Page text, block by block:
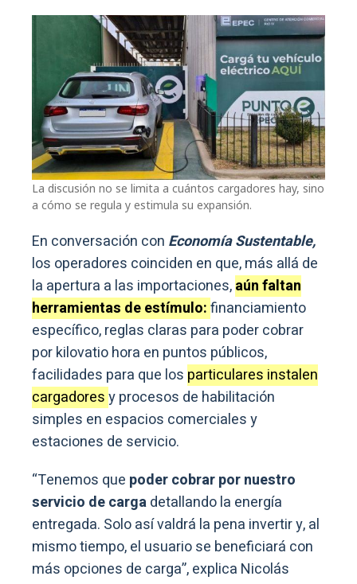
La discusión no se limita a cuántos cargadores hay, sino
a cómo se regula y estimula su expansión.
En conversación con Economía Sustentable,
los operadores coinciden en que, más allá de
la apertura a las importaciones,aún faltan
herramientas de estímulo:financiamiento
específico, reglas claras para poder cobrar
por kilovatio hora en puntos públicos,
facilidades para que los particulares instalen
cargadoresy procesos de habilitación
simples en espacios comerciales y
estaciones de servicio.
“Tenemos que poder cobrar por nuestro
servicio de cargadetallando la energía
entregada. Solo así valdrá la pena invertir y, al
mismo tiempo, el usuario se beneficiará con
más opciones de carga”, explica Nicolás